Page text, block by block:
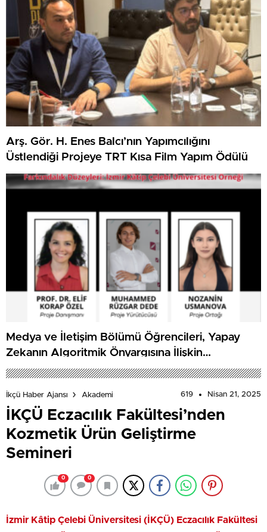
Arş. Gör. H. Enes Balcı’nın Yapımcılığını
Üstlendiği Projeye TRT Kısa Film Yapım Ödülü
Medya ve İletişim Bölümü Öğrencileri, Yapay
Zekanın Algoritmik Önyargısına İlişkin
Farkındalık Düzeylerini Araştıracak
İkçü Haber Ajansı Akademi 619 Nisan 21, 2025
İKÇÜ Eczacılık Fakültesi’nden
Kozmetik Ürün Geliştirme
Semineri
0 0
İzmir Kâtip Çelebi Üniversitesi (İKÇÜ) Eczacılık Fakültesi